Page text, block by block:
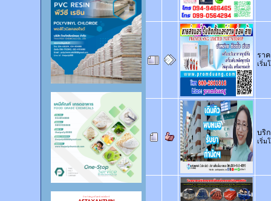
รา
เริ่ม
บริ
เริ่ม